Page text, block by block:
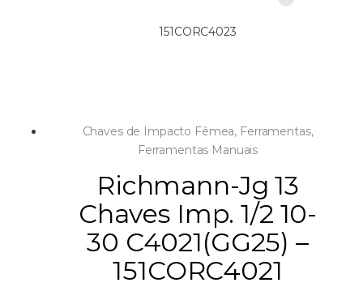
151CORC4023
Chaves de Impacto Fêmea, Ferramentas,
Ferramentas Manuais
Richmann-Jg 13
Chaves Imp. 1/2 10-
30 C4021(GG25) –
151CORC4021